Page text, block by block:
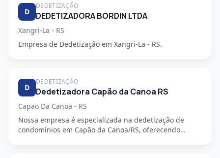
D
DEDETIZAÇÃO
DEDETIZADORA BORDIN LTDA
Xangri-La - RS
Empresa de Dedetização em Xangri-La - RS.
D
DEDETIZAÇÃO
Dedetizadora Capão da Canoa RS
Capao Da Canoa - RS
Nossa empresa é especializada na dedetização de
condomínios em Capão da Canoa/RS, oferecendo